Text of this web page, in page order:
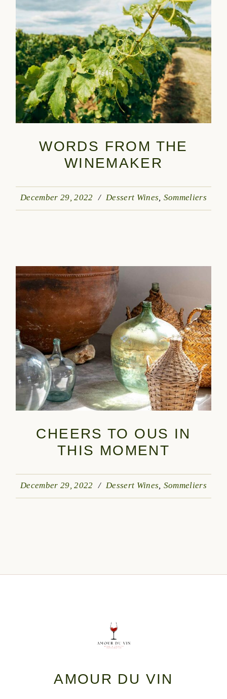
WORDS FROM THE
WINEMAKER
December 29, 2022 Dessert Wines Sommeliers
CHEERS TO OUS IN
THIS MOMENT
December 29, 2022 Dessert Wines Sommeliers
AMOUR DU VIN